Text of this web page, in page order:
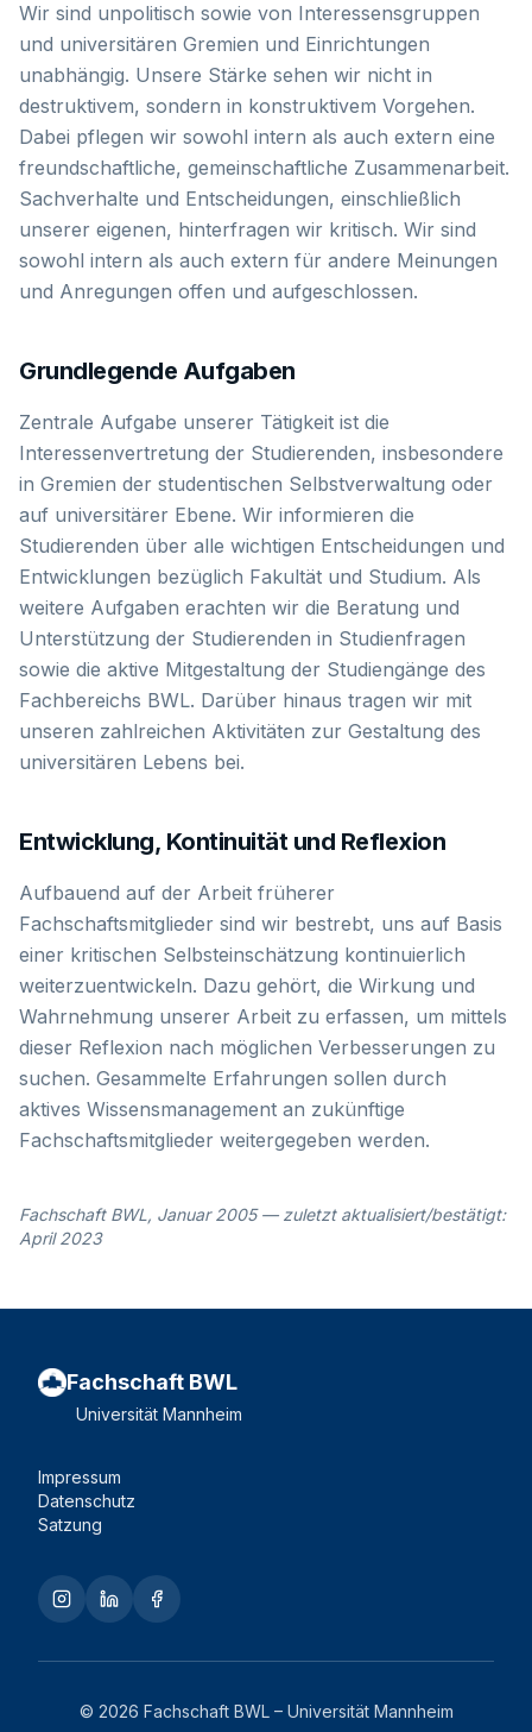
Wir sind unpolitisch sowie von Interessensgruppen
und universitären Gremien und Einrichtungen
unabhängig. Unsere Stärke sehen wir nicht in
destruktivem, sondern in konstruktivem Vorgehen.
Dabei pflegen wir sowohl intern als auch extern eine
freundschaftliche, gemeinschaftliche Zusammenarbeit.
Sachverhalte und Entscheidungen, einschließlich
unserer eigenen, hinterfragen wir kritisch. Wir sind
sowohl intern als auch extern für andere Meinungen
und Anregungen offen und aufgeschlossen.
Grundlegende Aufgaben
Zentrale Aufgabe unserer Tätigkeit ist die
Interessenvertretung der Studierenden, insbesondere
in Gremien der studentischen Selbstverwaltung oder
auf universitärer Ebene. Wir informieren die
Studierenden über alle wichtigen Entscheidungen und
Entwicklungen bezüglich Fakultät und Studium. Als
weitere Aufgaben erachten wir die Beratung und
Unterstützung der Studierenden in Studienfragen
sowie die aktive Mitgestaltung der Studiengänge des
Fachbereichs BWL. Darüber hinaus tragen wir mit
unseren zahlreichen Aktivitäten zur Gestaltung des
universitären Lebens bei.
Entwicklung, Kontinuität und Reflexion
Aufbauend auf der Arbeit früherer
Fachschaftsmitglieder sind wir bestrebt, uns auf Basis
einer kritischen Selbsteinschätzung kontinuierlich
weiterzuentwickeln. Dazu gehört, die Wirkung und
Wahrnehmung unserer Arbeit zu erfassen, um mittels
dieser Reflexion nach möglichen Verbesserungen zu
suchen. Gesammelte Erfahrungen sollen durch
aktives Wissensmanagement an zukünftige
Fachschaftsmitglieder weitergegeben werden.
Fachschaft BWL, Januar 2005 — zuletzt aktualisiert/bestätigt:
April 2023
Fachschaft BWL
Universität Mannheim
Impressum
Datenschutz
Satzung
© 2026 Fachschaft BWL – Universität Mannheim